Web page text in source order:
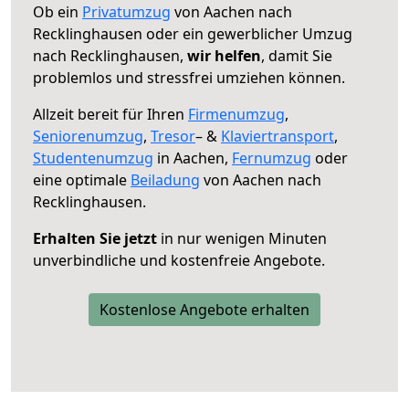
Ob ein Privatumzug von Aachen nach
Recklinghausen oder ein gewerblicher Umzug
nach Recklinghausen, wir helfen, damit Sie
problemlos und stressfrei umziehen können.
Allzeit bereit für Ihren Firmenumzug,
Seniorenumzug, Tresor– & Klaviertransport,
Studentenumzug in Aachen, Fernumzug oder
eine optimale Beiladung von Aachen nach
Recklinghausen.
Erhalten Sie jetzt in nur wenigen Minuten
unverbindliche und kostenfreie Angebote.
Kostenlose Angebote erhalten